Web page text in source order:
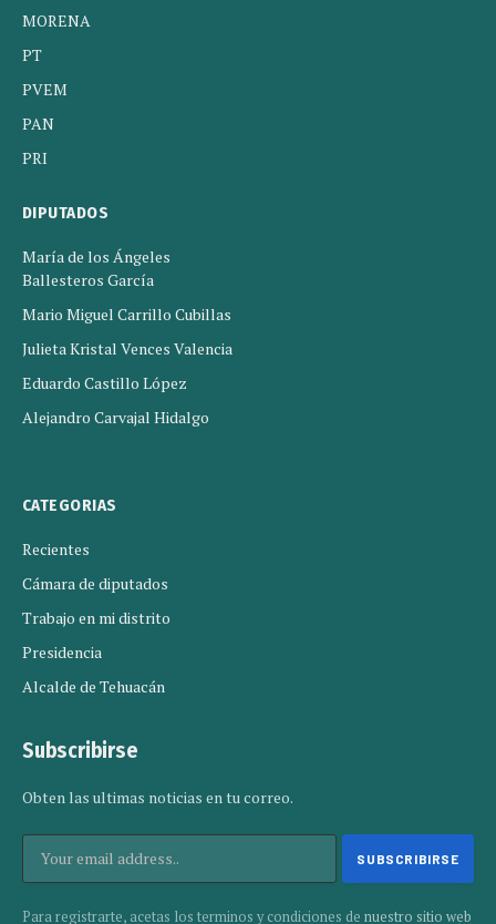
MORENA
PT
PVEM
PAN
PRI
DIPUTADOS
María de los Ángeles
Ballesteros García
Mario Miguel Carrillo Cubillas
Julieta Kristal Vences Valencia
Eduardo Castillo López
Alejandro Carvajal Hidalgo
CATEGORIAS
Recientes
Cámara de diputados
Trabajo en mi distrito
Presidencia
Alcalde de Tehuacán
Subscribirse
Obten las ultimas noticias en tu correo.
Para registrarte, acetas los terminos y condiciones de nuestro sitio web